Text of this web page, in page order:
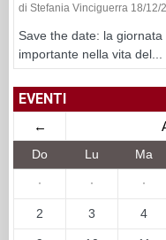
di Stefania Vinciguerra 18/12/
Save the date: la
importante nella vita del...
EVENTI
←
Do Lu Ma
· · ·
2 3 4